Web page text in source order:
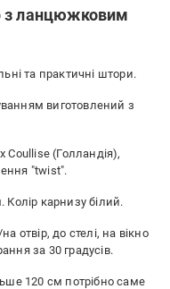
з ланцюжковим
та практичні штори.
виготовлений з
Coullise (Голландія),
"twist".
карнизу білий.
отвір, до стелі, на вікно
за 30 градусів.
120 см потрібно саме